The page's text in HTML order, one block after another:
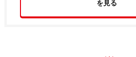
を見る